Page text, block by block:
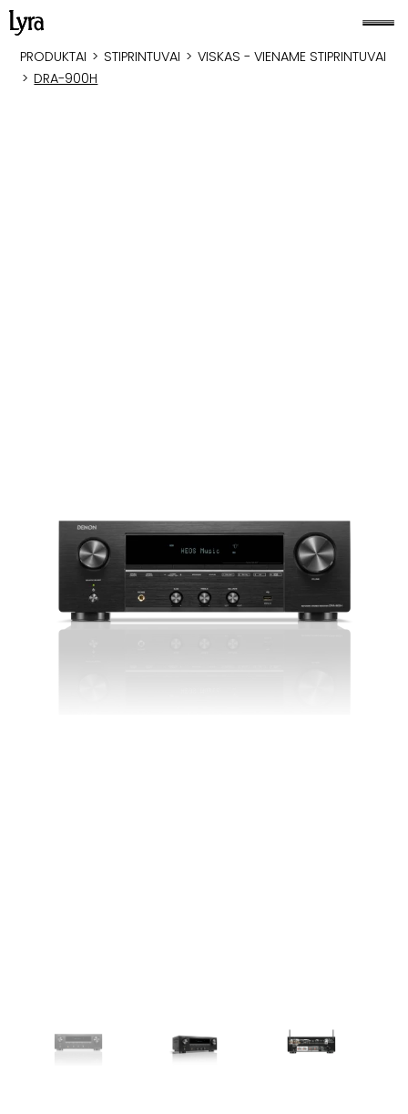
PRODUKTAI > STIPRINTUVAI > VISKAS - VIENAME STIPRINTUVAI
> DRA-900H